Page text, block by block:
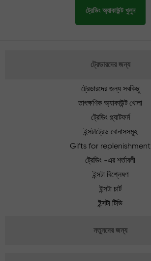
ট্রেডিং অ্যাকাউন্ট খুলুন
ট্রেডারদের জন্য
ট্রেডারদের জন্য সবকিছু
তাৎক্ষণিক অ্যাকাউন্ট খোলা
ট্রেডিং প্ল্যাটফর্ম
ইন্সটাট্রেড বোনাসসমূহ
Gifts for replenishment
ট্রেডিং -এর শর্তাবলী
ইন্সটা বিশ্লেষণ
ইন্সটা চার্ট
ইন্সটা টিভি
নতুনদের জন্য